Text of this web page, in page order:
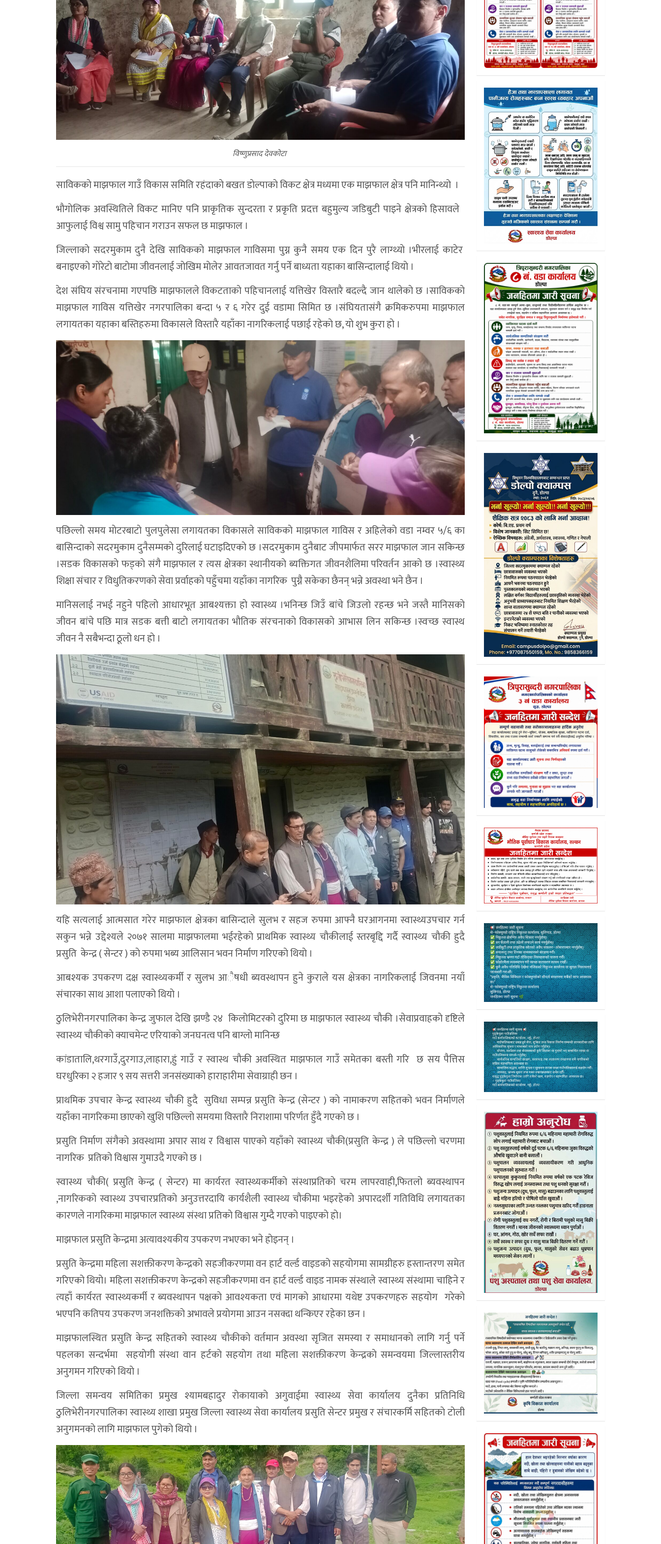
विष्णुप्रसाद देवकोटा
साविककाे माझफाल गाउँ विकास समिति रहंदाकाे बखत डाेल्पाकाे विकट क्षेत्र मध्यमा एक माझफाल क्षेत्र पनि मानिन्थ्यो ।
भाैगाेलिक अवस्थितिले विकट मानिए पनि प्राकृतिक सुन्दरता र प्रकृति प्रदत्त बहुमुल्य जडिबुटी पाइने क्षेत्रकाे हिसावले
आफुलाई विश्व सामु पहिचान गराउन सफल छ माझफाल ।
जिल्लाकाे सदरमुकाम दुनै देखि साविककाे माझफाल गाविसमा पुग्न कुनै समय एक दिन पुरै लाग्थ्याे ।भीरलाई काटेर
बनाइएकाे गाेरेटाे बाटाेमा जीवनलाई जाेखिम माेलेर आवतजावत गर्नु पर्ने बाध्यता यहाका बासिन्दालाई थियाे ।
देश संघिय संरचनामा गएपछि माझफालले विकटताकाे पहिचानलाई यत्तिखेर विस्तारै बदल्दै जान थालेकाे छ ।साविककाे
माझफाल गाविस यत्तिखेर नगरपालिका बन्दा ५ र ६ गरेर दुई वडामा सिमित छ ।संघियतासंगै क्रमिकरुपमा माझफाल
लगायतका यहाका बस्तिहरुमा विकासले विस्तारै यहाँका नागरिकलाई पछाई रहेकाे छ, याे शुभ कुरा हाे ।
पछिल्लाे समय माेटरबाटाे पुलपुलेसा लगायतका विकासले साविककाे माझफाल गाविस र अहिलेकाे वडा नम्वर ५/६ का
बासिन्दाकाे सदरमुकाम दुनैसम्मकाे दुरिलाई घटाइदिएकाे छ ।सदरमुकाम दुनैबाट जीपमार्फत सरर माझफाल जान सकिन्छ
।सडक विकासकाे फड्काे संगै माझफाल र त्यस क्षेत्रका स्थानीयकाे ब्यक्तिगत जीवनशैलिमा परिवर्तन आकाे छ ।स्वास्थ्य
शिक्षा संचार र विधुतिकरणकाे सेवा प्रर्वाहकाे पहुँचमा यहाँका नागरिक पुग्नै सकेका छैनन् भन्ने अवस्था भने छैन ।
मानिसलाई नभई नहुने पहिलाे आधारभूत आबश्यक्ता हाे स्वास्थ्य ।भनिन्छ जिउँ बांचे जिउलाे रहन्छ भने जस्तै मानिसकाे
जीवन बांचे पछि मात्र सडक बत्ती बाटाे लगायतका भाैतिक संरचनाकाे विकासकाे आभास लिन सकिन्छ ।स्वच्छ स्वास्थ
जीवन नै सबैभन्दा ठूलो धन हाे ।
यहि सत्यलाई आत्मसात गरेर माझफाल क्षेत्रका बासिन्दाले सुलभ र सहज रुपमा आफ्नै घरआगनमा स्वास्थ्यउपचार गर्न
सकुन भन्ने उद्देश्यले २०७१ सालमा माझफालमा भईरहेकाे प्राथमिक स्वास्थ्य चाैकीलाई स्तरबृद्दि गर्दै स्वास्थ्य चाैकी हुदै
प्रसुति केन्द्र ( सेन्टर ) काे रुपमा भब्य आलिसान भवन निर्माण गरिएकाे थियाे ।
आबश्यक उपकरण दक्ष स्वास्थ्यकर्मी र सुलभ आैषधी ब्यवस्थापन हुने कुराले यस क्षेत्रका नागरिकलाई जिवनमा नयाँ
संचारका साथ आशा पलाएको थियाे ।
ठुलिभेरीनगरपालिका केन्द्र जुफाल देखि झण्डै २४ किलोमिटरको दुरिमा छ माझफाल स्वास्थ्य चाैकी ।सेवाप्रवाहकाे दृष्टिले
स्वास्थ्य चाैकीकाे क्याचमेन्ट एरियाकाे जनघनत्व पनि बाग्लाे मानिन्छ
कांडातालि,थरगाउँ,दुरगाउ,लाहारा,हुं गाउँ र स्वास्थ चाैकी अवस्थित माझफाल गाउँ समेतका बस्ती गरि छ सय पैत्तिस
घरधुरिका २ हजार ९ सय सत्तरी जनसंख्याकाे हाराहारीमा सेवाग्राही छन ।
प्राथमिक उपचार केन्द्र स्वास्थ्य चाैकी हुदै सुविधा सम्पन्न प्रसुति केन्द्र (सेन्टर ) काे नामाकरण सहितकाे भवन निर्माणले
यहाँका नागरिकमा छाएकाे खुशि पछिल्लाे समयमा विस्तारै निराशामा परिर्णत हुँदै गएकाे छ ।
प्रसुति निर्माण संगैकाे अवस्थामा अपार साथ र विश्वास पाएकाे यहाँकाे स्वास्थ्य चाैकी(प्रसुति केन्द्र ) ले पछिल्लाे चरणमा
नागरिक प्रतिकाे विश्वास गुमाउदै गएकाे छ ।
स्वास्थ्य चाैकी( प्रसुति केन्द्र ( सेन्टर) मा कार्यरत स्वास्थ्यकर्मीकाे संस्थाप्रतिकाे चरम लापरवाही,फितलो ब्यवस्थापन
,नागरिककाे स्वास्थ्य उपचारप्रतिकाे अनुउत्तरदायि कार्यशैली स्वास्थ्य चाैकीमा भइरहेकाे अपारदर्शी गतिविधि लगायतका
कारणले नागरिकमा माझफाल स्वास्थ्य संस्था प्रतिकाे विश्वास गुम्दै गएकाे पाइएकाे हाे।
माझफाल प्रसुति केन्द्रमा अत्यावश्यकीय उपकरण नभएका भने हाेइनन् ।
प्रसुति केन्द्रमा महिला सशक्तीकरण केन्द्रको सहजीकरणमा वन हार्ट वर्ल्ड वाइडको सहयोगमा सामग्रीहरु हस्तान्तरण समेत
गरिएको थियो। महिला सशक्तीकरण केन्द्रको सहजीकरणमा वन हार्ट वर्ल्ड वाइड नामक संस्थाले स्वास्थ्य संस्थामा चाहिने र
त्यहाँ कार्यरत स्वास्थ्यकर्मी र ब्यवस्थापन पक्षकाे आवश्यकता एवं मागकाे आधारमा यथेष्ट उपकरणहरु सहयाेग गरेकाे
भएपनि कतिपय उपकरण जनशक्तिको अभावले प्रयाेगमा आउन नसक्दा थन्किएर रहेका छन ।
माझफालस्थित प्रसुति केन्द्र सहितकाे स्वास्थ्य चाैकीकाे वर्तमान अवस्था सृजित समस्या र समाधानकाे लागि गर्नु पर्ने
पहलका सन्दर्भमा सहयाेगी संस्था वान हर्टकाे सहयाेग तथा महिला सशक्तीकरण केन्द्रकाे समन्वयमा जिल्लास्तरीय
अनुगमन गरिएकाे थियाे ।
जिल्ला समन्वय समितिका प्रमुख श्यामबहादुर राेकायाकाे अगुवाईमा स्वास्थ्य सेवा कार्यालय दुनैका प्रतिनिधि
ठुलिभेरीनगरपालिका स्वास्थ्य शाखा प्रमुख जिल्ला स्वास्थ्य सेवा कार्यालय प्रसुति सेन्टर प्रमुख र संचारकर्मि सहितकाे टाेली
अनुगमनकाे लागि माझफाल पुगेकाे थियाे ।